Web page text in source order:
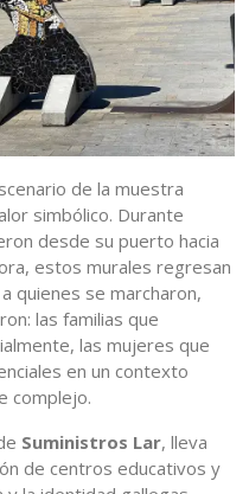
de la muestra
simbólico. Durante
desde su puerto hacia
estos murales regresan
quienes se marcharon,
las familias que
las mujeres que
en un contexto
complejo.
Suministros Lar, lleva
de centros educativos y